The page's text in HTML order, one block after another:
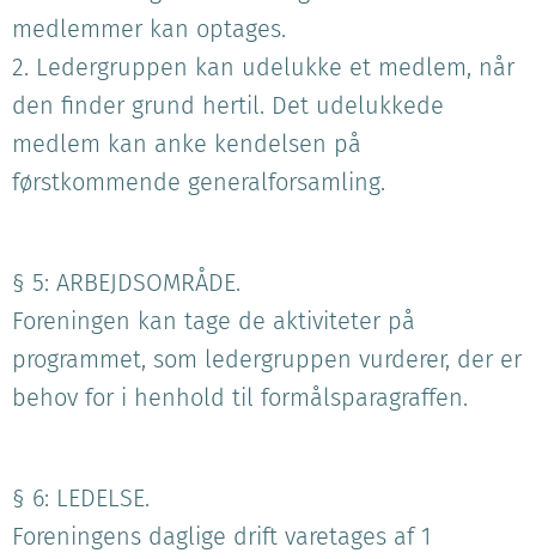
medlemmer kan optages.
2. Ledergruppen kan udelukke et medlem, når
den finder grund hertil. Det udelukkede
medlem kan anke kendelsen på
førstkommende generalforsamling.
§ 5: ARBEJDSOMRÅDE.
Foreningen kan tage de aktiviteter på
programmet, som ledergruppen vurderer, der er
behov for i henhold til formålsparagraffen.
§ 6: LEDELSE.
Foreningens daglige drift varetages af 1